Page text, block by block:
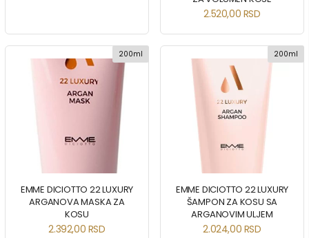
2.520,00 RSD
200ml
EMME DICIOTTO 22 LUXURY
ARGANOVA MASKA ZA
KOSU
2.392,00 RSD
200ml
EMME DICIOTTO 22 LUXURY
ŠAMPON ZA KOSU SA
ARGANOVIM ULJEM
2.024,00 RSD